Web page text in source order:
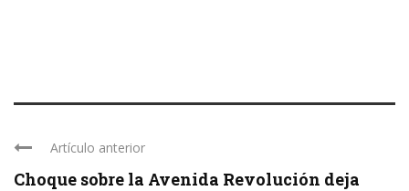
Artículo anterior
Choque sobre la Avenida Revolución deja